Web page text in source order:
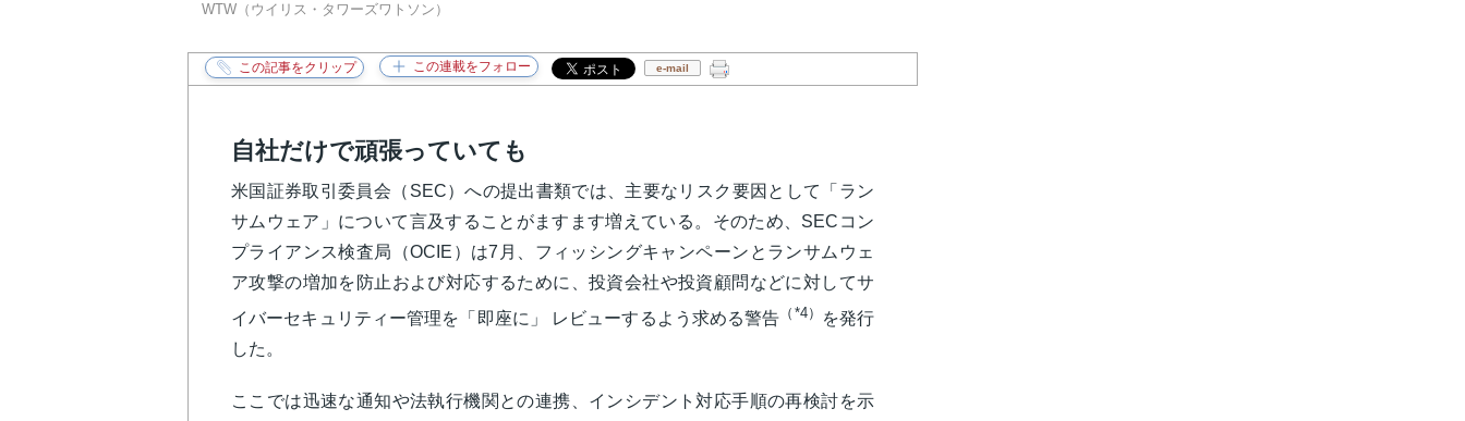
WTW（ウイリス・タワーズワトソン）
e-mail
自社だけで頑張っていても
米国証券取引委員会（SEC）への提出書類では、主要なリスク要因として「ラン
サムウェア」について言及することがますます増えている。そのため、SECコン
プライアンス検査局（OCIE）は7月、フィッシングキャンペーンとランサムウェ
ア攻撃の増加を防止および対応するために、投資会社や投資顧問などに対してサ
イバーセキュリティー管理を「即座に」 レビューするよう求める警告 （*4）
を発行
した。
ここでは迅速な通知や法執行機関との連携、インシデント対応手順の再検討を示